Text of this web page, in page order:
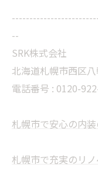
--
SRK株式会社
北海道札幌市西区
電話番号 : 0120-
札幌市で安心の内
札幌市で充実のリ